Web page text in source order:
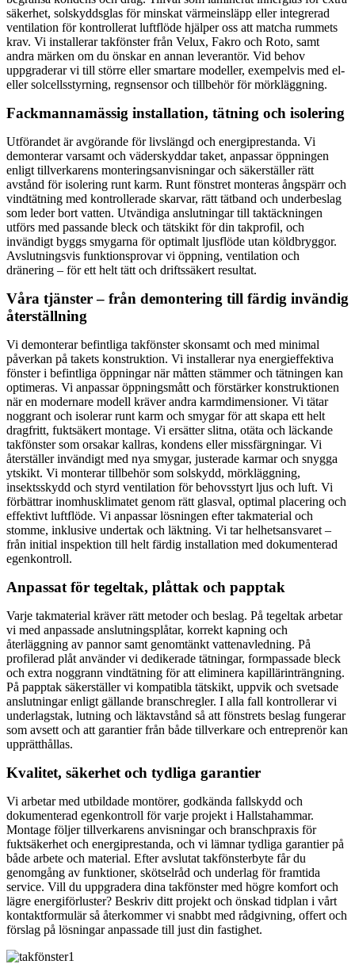
säkerhet, solskyddsglas för minskat värmeinsläpp eller integrerad
ventilation för kontrollerat luftflöde hjälper oss att matcha rummets
krav. Vi installerar takfönster från Velux, Fakro och Roto, samt
andra märken om du önskar en annan leverantör. Vid behov
uppgraderar vi till större eller smartare modeller, exempelvis med el-
eller solcellsstyrning, regnsensor och tillbehör för mörkläggning.
Fackmannamässig installation, tätning och isolering
Utförandet är avgörande för livslängd och energiprestanda. Vi
demonterar varsamt och väderskyddar taket, anpassar öppningen
enligt tillverkarens monteringsanvisningar och säkerställer rätt
avstånd för isolering runt karm. Runt fönstret monteras ångspärr och
vindtätning med kontrollerade skarvar, rätt tätband och underbeslag
som leder bort vatten. Utvändiga anslutningar till taktäckningen
utförs med passande bleck och tätskikt för din takprofil, och
invändigt byggs smygarna för optimalt ljusflöde utan köldbryggor.
Avslutningsvis funktionsprovar vi öppning, ventilation och
dränering – för ett helt tätt och driftssäkert resultat.
Våra tjänster – från demontering till färdig invändig
återställning
Vi demonterar befintliga takfönster skonsamt och med minimal
påverkan på takets konstruktion. Vi installerar nya energieffektiva
fönster i befintliga öppningar när måtten stämmer och tätningen kan
optimeras. Vi anpassar öppningsmått och förstärker konstruktionen
när en modernare modell kräver andra karmdimensioner. Vi tätar
noggrant och isolerar runt karm och smygar för att skapa ett helt
dragfritt, fuktsäkert montage. Vi ersätter slitna, otäta och läckande
takfönster som orsakar kallras, kondens eller missfärgningar. Vi
återställer invändigt med nya smygar, justerade karmar och snygga
ytskikt. Vi monterar tillbehör som solskydd, mörkläggning,
insektsskydd och styrd ventilation för behovsstyrt ljus och luft. Vi
förbättrar inomhusklimatet genom rätt glasval, optimal placering och
effektivt luftflöde. Vi anpassar lösningen efter takmaterial och
stomme, inklusive undertak och läktning. Vi tar helhetsansvaret –
från initial inspektion till helt färdig installation med dokumenterad
egenkontroll.
Anpassat för tegeltak, plåttak och papptak
Varje takmaterial kräver rätt metoder och beslag. På tegeltak arbetar
vi med anpassade anslutningsplåtar, korrekt kapning och
återläggning av pannor samt genomtänkt vattenavledning. På
profilerad plåt använder vi dedikerade tätningar, formpassade bleck
och extra noggrann vindtätning för att eliminera kapillärinträngning.
På papptak säkerställer vi kompatibla tätskikt, uppvik och svetsade
anslutningar enligt gällande branschregler. I alla fall kontrollerar vi
underlagstak, lutning och läktavstånd så att fönstrets beslag fungerar
som avsett och att garantier från både tillverkare och entreprenör kan
upprätthållas.
Kvalitet, säkerhet och tydliga garantier
Vi arbetar med utbildade montörer, godkända fallskydd och
dokumenterad egenkontroll för varje projekt i Hallstahammar.
Montage följer tillverkarens anvisningar och branschpraxis för
fuktsäkerhet och energiprestanda, och vi lämnar tydliga garantier på
både arbete och material. Efter avslutat takfönsterbyte får du
genomgång av funktioner, skötselråd och underlag för framtida
service. Vill du uppgradera dina takfönster med högre komfort och
lägre energiförluster? Beskriv ditt projekt och önskad tidplan i vårt
kontaktformulär så återkommer vi snabbt med rådgivning, offert och
förslag på lösningar anpassade till just din fastighet.